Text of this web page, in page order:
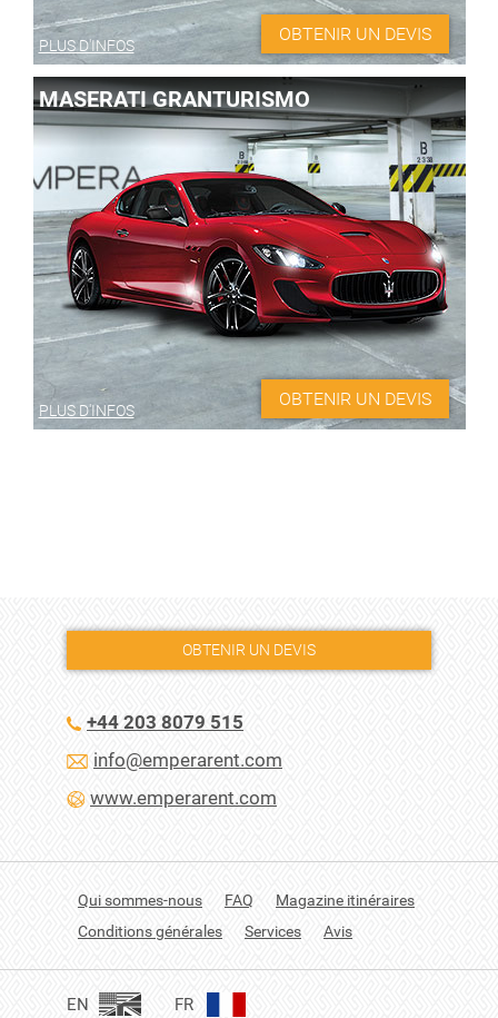
PLUS D'INFOS
OBTENIR UN DEVIS
MASERATI GRANTURISMO
PLUS D'INFOS
OBTENIR UN DEVIS
Qui sommes-nous FAQ
Magazine itinéraires
Conditions générales
Services Avis
OBTENIR UN DEVIS
+44 203 8079 515
info@emperarent.com
www.emperarent.com
EN FR